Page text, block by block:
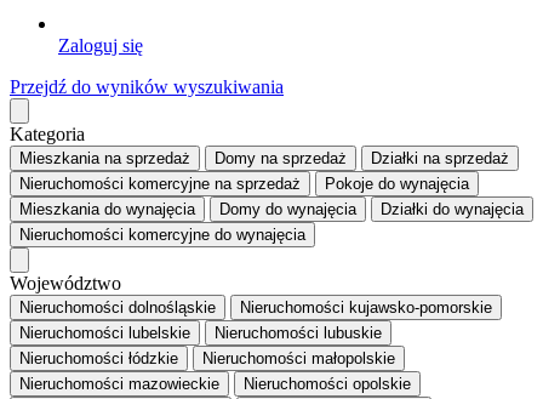
Zaloguj się
Przejdź do wyników wyszukiwania
Kategoria
Mieszkaniana sprzedaż Domy na sprzedaż Działki na sprzedaż
Nieruchomości komercyjne na sprzedaż Pokoje do wynajęcia
Mieszkaniado wynajęcia Domy do wynajęcia Działki do wynajęcia
Nieruchomości komercyjne do wynajęcia
Województwo
Nieruchomości dolnośląskie
Nieruchomości kujawsko-pomorskie
Nieruchomości lubelskie
Nieruchomości lubuskie
Nieruchomości łódzkie
Nieruchomości małopolskie
Nieruchomości mazowieckie
Nieruchomości opolskie